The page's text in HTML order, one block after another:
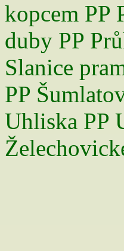
kopcem PP
duby PP
Slanice
PP
Uhliska PP